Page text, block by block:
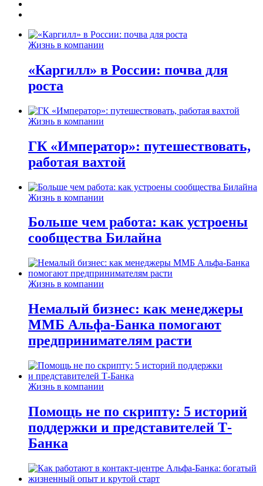
Жизнь в компании
«Каргилл» в России: почва для
роста
Жизнь в компании
ГК «Император»: путешествовать,
работая вахтой
Жизнь в компании
Больше чем работа: как устроены
сообщества Билайна
Жизнь в компании
Немалый бизнес: как менеджеры
ММБ Альфа-Банка помогают
предпринимателям расти
Жизнь в компании
Помощь не по скрипту: 5 историй
поддержки и представителей Т-
Банка